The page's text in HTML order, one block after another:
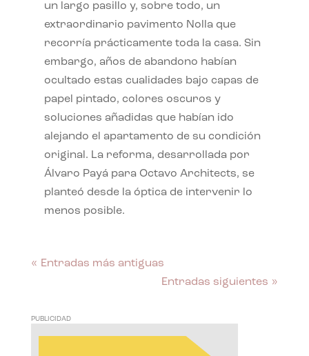
un largo pasillo y, sobre todo, un
extraordinario pavimento Nolla que
recorría prácticamente toda la casa. Sin
embargo, años de abandono habían
ocultado estas cualidades bajo capas de
papel pintado, colores oscuros y
soluciones añadidas que habían ido
alejando el apartamento de su condición
original. La reforma, desarrollada por
Álvaro Payá para Octavo Architects, se
planteó desde la óptica de intervenir lo
menos posible.
« Entradas más antiguas
Entradas siguientes »
PUBLICIDAD